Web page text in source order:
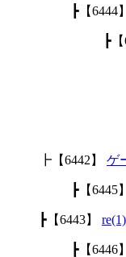
┣【6444
┣
┣【6442】 ゲ
┣【6445
┣【6443】
┣【6446